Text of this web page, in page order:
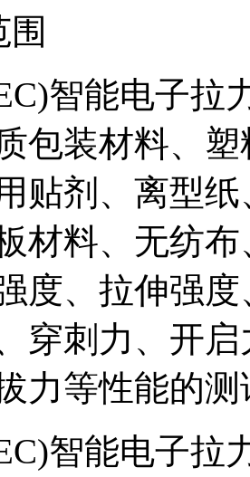
智能电子拉
包装材料、
贴剂、离型
材料、无纺
度、拉伸强
穿刺力、开
力等性能的测
智能电子拉